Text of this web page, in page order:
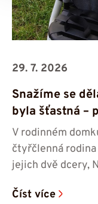
29. 7. 2026
Snažíme se
byla šťastná –
V rodinném
čtyřčlenná rodina
jejich dvě dcery,
Číst více